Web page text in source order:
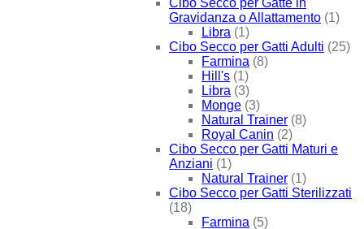
Cibo Secco per Gatte in
Gravidanza o Allattamento (1)
Libra (1)
Cibo Secco per Gatti Adulti (25)
Farmina (8)
Hill's (1)
Libra (3)
Monge (3)
Natural Trainer (8)
Royal Canin (2)
Cibo Secco per Gatti Maturi e
Anziani (1)
Natural Trainer (1)
Cibo Secco per Gatti Sterilizzati
(18)
Farmina (5)